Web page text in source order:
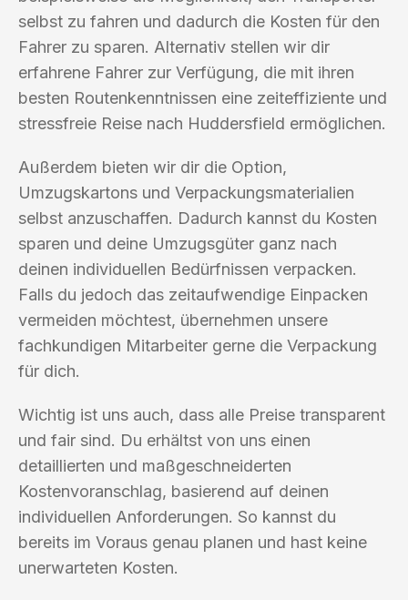
selbst zu fahren und dadurch die Kosten für den
Fahrer zu sparen. Alternativ stellen wir dir
erfahrene Fahrer zur Verfügung, die mit ihren
besten Routenkenntnissen eine zeiteffiziente und
stressfreie Reise nach Huddersfield ermöglichen.
Außerdem bieten wir dir die Option,
Umzugskartons und Verpackungsmaterialien
selbst anzuschaffen. Dadurch kannst du Kosten
sparen und deine Umzugsgüter ganz nach
deinen individuellen Bedürfnissen verpacken.
Falls du jedoch das zeitaufwendige Einpacken
vermeiden möchtest, übernehmen unsere
fachkundigen Mitarbeiter gerne die Verpackung
für dich.
Wichtig ist uns auch, dass alle Preise transparent
und fair sind. Du erhältst von uns einen
detaillierten und maßgeschneiderten
Kostenvoranschlag, basierend auf deinen
individuellen Anforderungen. So kannst du
bereits im Voraus genau planen und hast keine
unerwarteten Kosten.